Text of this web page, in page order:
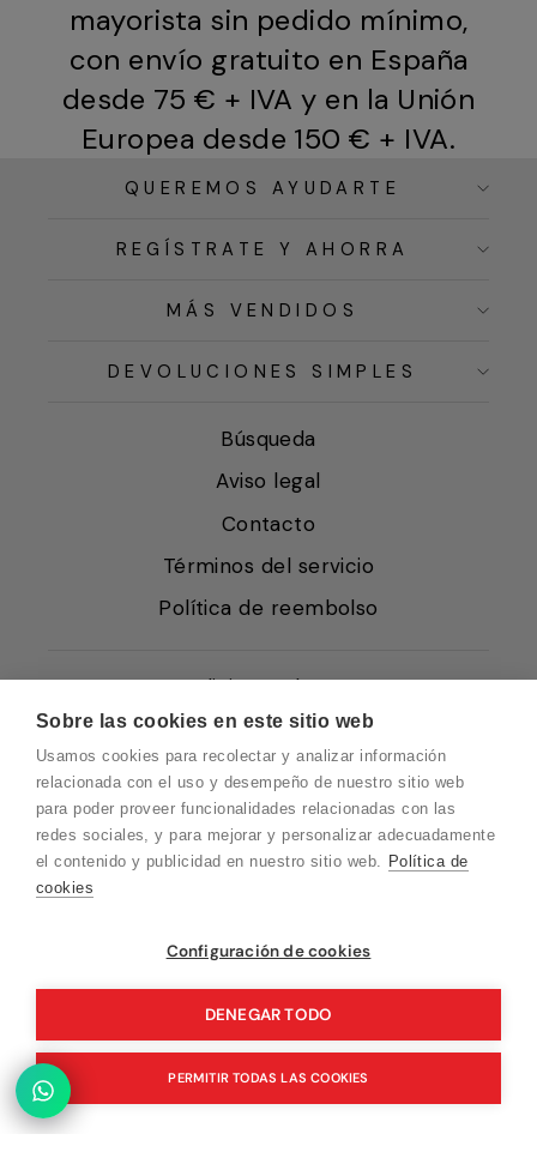
Sobre las cookies en este sitio web
Usamos cookies para recolectar y analizar información
relacionada con el uso y desempeño de nuestro sitio web
para poder proveer funcionalidades relacionadas con las
redes sociales, y para mejorar y personalizar adecuadamente
el contenido y publicidad en nuestro sitio web. Política de
cookies
Configuración de cookies
DENEGAR TODO
PERMITIR TODAS LAS COOKIES
mayorista sin pedido mínimo,
con envío gratuito en España
desde 75 € + IVA y en la Unión
Europea desde 150 € + IVA.
QUEREMOS AYUDARTE
REGÍSTRATE Y AHORRA
MÁS VENDIDOS
DEVOLUCIONES SIMPLES
Búsqueda
Aviso legal
Contacto
Términos del servicio
Política de reembolso
Condiciones de Venta
Quiénes somos
Política de Cookies
Protección de Datos
Blog EN
Blog DE
Blog IT
Vuelvo en un momento. Recuerda que
nuestro horario de atención al cliente es de